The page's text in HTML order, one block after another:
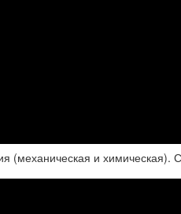
(механическая и химическая).